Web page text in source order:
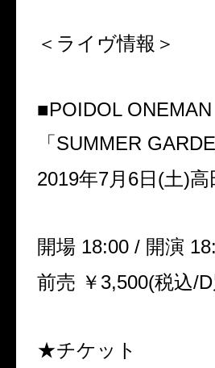
＜ライヴ情報＞
■POIDOL
「 SUMMER
2019年7月 6日 (土)高
開場 18:00 / 開演
前売 ￥ 3,500(税込/D
★チケット